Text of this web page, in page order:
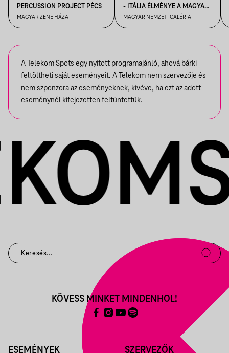
PERCUSSION PROJECT PÉCS
MAGYAR ZENE HÁZA
- ITÁLIA ÉLMÉNYE A MAGYAR
MŰVÉSZETBEN
MAGYAR NEMZETI GALÉRIA
A Telekom Spots egy nyitott programajánló, ahová bárki
feltöltheti saját eseményeit. A Telekom nem szervezője és
nem szponzora az eseményeknek, kivéve, ha ezt az adott
eseménynél kifejezetten feltüntettük.
ESEMÉNYEK SZERVEZŐK
KÖVESS MINKET MINDENHOL!